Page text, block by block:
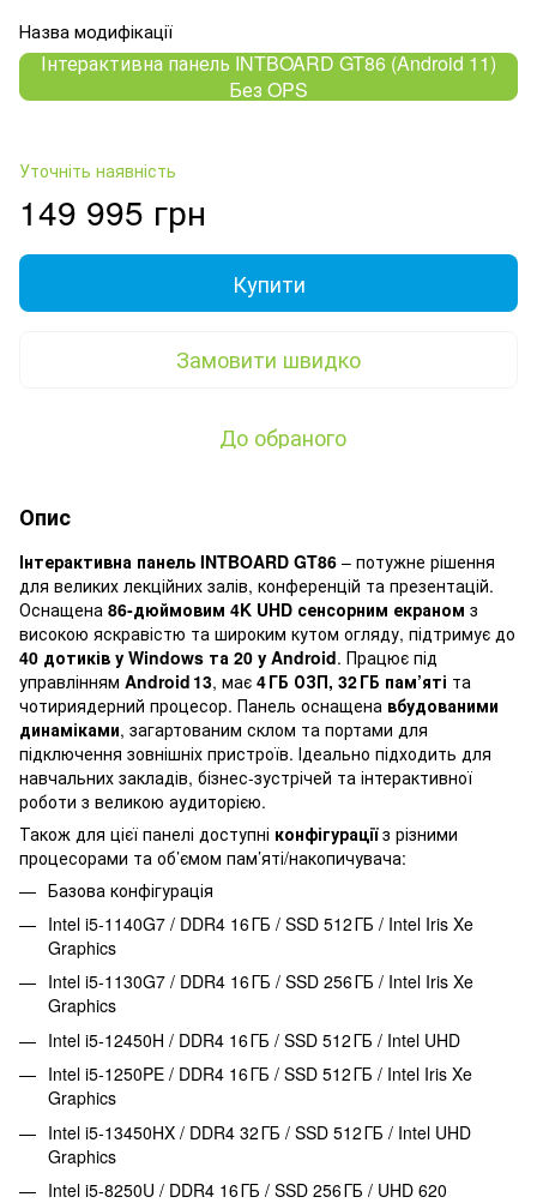
Назва модифікації
Інтерактивна панель INTBOARD GT86 (Android 11)
Без OPS
Уточніть наявність
149 995 грн
Купити
Замовити швидко
До обраного
Опис
Інтерактивна панель INTBOARD GT86 – потужне рішення
для великих лекційних залів, конференцій та презентацій.
Оснащена 86‑дюймовим 4K UHD сенсорним екраном з
високою яскравістю та широким кутом огляду, підтримує до
40 дотиків у Windows та 20 у Android. Працює під
управлінням Android 13, має 4 ГБ ОЗП, 32 ГБ пам’яті та
чотириядерний процесор. Панель оснащена вбудованими
динаміками, загартованим склом та портами для
підключення зовнішніх пристроїв. Ідеально підходить для
навчальних закладів, бізнес‑зустрічей та інтерактивної
роботи з великою аудиторією.
Також для цієї панелі доступні конфігураціїз різними
процесорами та об’ємом пам’яті/накопичувача:
Базова конфігурація
Intel i5‑1140G7 / DDR4 16 ГБ / SSD 512 ГБ / Intel Iris Xe
Graphics
Intel i5‑1130G7 / DDR4 16 ГБ / SSD 256 ГБ / Intel Iris Xe
Graphics
Intel i5‑12450H / DDR4 16 ГБ / SSD 512 ГБ / Intel UHD
Intel i5‑1250PE / DDR4 16 ГБ / SSD 512 ГБ / Intel Iris Xe
Graphics
Intel i5‑13450HX / DDR4 32 ГБ / SSD 512 ГБ / Intel UHD
Graphics
Intel i5‑8250U / DDR4 16 ГБ / SSD 256 ГБ / UHD 620